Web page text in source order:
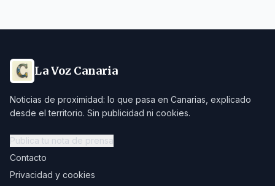
La Voz Canaria
Noticias de proximidad: lo que pasa en Canarias, explicado
desde el territorio. Sin publicidad ni cookies.
Publica tu nota de prensa
Contacto
Privacidad y cookies